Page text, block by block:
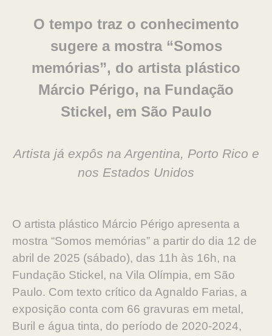
O tempo traz o conhecimento
sugere a mostra “Somos
memórias”, do artista plástico
Márcio Périgo, na Fundação
Stickel, em São Paulo
Artista já expôs na Argentina, Porto Rico e
nos Estados Unidos
O artista plástico Márcio Périgo apresenta a
mostra “Somos memórias” a partir do dia 12 de
abril de 2025 (sábado), das 11h às 16h, na
Fundação Stickel, na Vila Olímpia, em São
Paulo. Com texto crítico da Agnaldo Farias, a
exposição conta com 66 gravuras em metal,
Buril e água tinta, do período de 2020-2024,